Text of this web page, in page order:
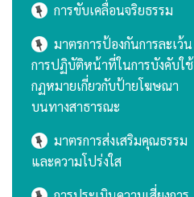
การขับเคลื่อนจริยธรรม
มาตรการป้องกันการละเว้น
การปฏิบัติหน้าที่ในการบังคับใช้
กฏหมายเกี่ยวกับป้ายโฆษณา
บนทางสาธารณะ
มาตรการส่งเสริมคุณธรรม
และความโปร่งใส